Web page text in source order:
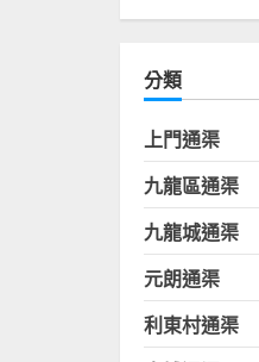
分類
上門通渠
九龍區通渠
九龍城通渠
元朗通渠
利東村通渠